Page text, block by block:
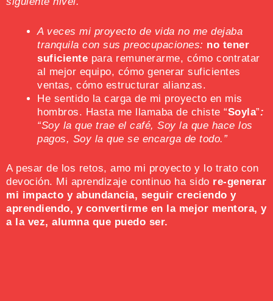
A veces mi proyecto de vida no me dejaba
tranquila con sus preocupaciones: no tener
suficiente para remunerarme, cómo contratar
al mejor equipo, cómo generar suficientes
ventas, cómo estructurar alianzas.
He sentido la carga de mi proyecto en mis
hombros. Hasta me llamaba de chiste “Soyla”:
“Soy la que trae el café, Soy la que hace los
pagos, Soy la que se encarga de todo.”
A pesar de los retos, amo mi proyecto y lo trato con
devoción. Mi aprendizaje continuo ha sido re-generar
mi impacto y abundancia, seguir creciendo y
aprendiendo, y convertirme en la mejor mentora, y
a la vez, alumna que puedo ser.